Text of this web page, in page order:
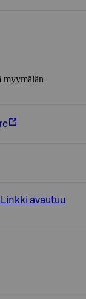
myymälän
Linkki avautuu